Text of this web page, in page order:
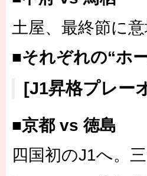
土屋、最終節に
■それぞれの“ホ
[J1昇格プレー
■京都 vs 徳島
四国初のJ1へ。